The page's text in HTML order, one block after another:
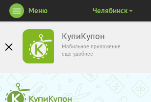
КупиКупон
Мобильное приложение
ещё удобнее
Меню Челябинск